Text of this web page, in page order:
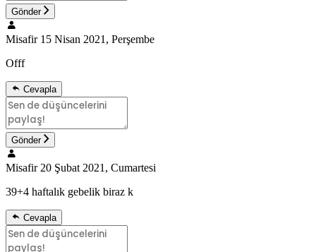
Gönder
Misafir 15 Nisan 2021, Perşembe
Offf
Cevapla
Gönder
Misafir 20 Şubat 2021, Cumartesi
39+4 haftalık gebelik biraz k
Cevapla